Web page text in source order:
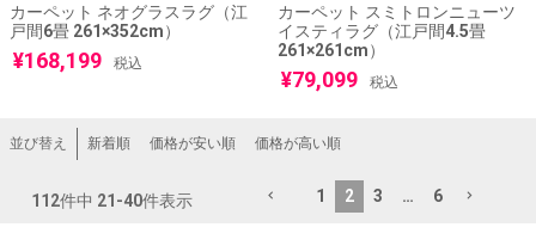
カーペット ネオグラスラグ（江
戸間6畳 261×352cm）
¥168,199 税込
カーペット スミトロンニューツ
イスティラグ（江戸間4.5畳
261×261cm）
¥79,099 税込
並び替え 新着順 価格が安い順 価格が高い順
112件中 21-40件表示 1 2 3 … 6